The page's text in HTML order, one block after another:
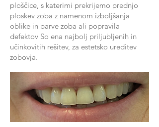
ploščice, s katerimi prekrijemo prednjo
ploskev zoba z namenom izboljšanja
oblike in barve zoba ali popravila
defektov So ena najbolj priljubljenih in
učinkovitih rešitev, za estetsko ureditev
zobovja.